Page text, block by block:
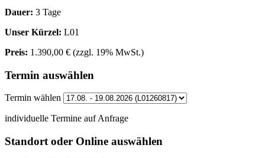
Dauer: 3 Tage
Unser Kürzel: L01
Preis: 1.390,00 € (zzgl. 19% MwSt.)
Termin auswählen
Termin wählen
individuelle Termine auf Anfrage
Standort oder Online auswählen